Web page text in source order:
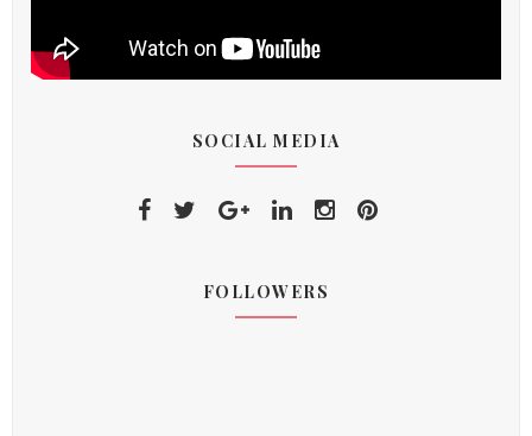
SOCIAL MEDIA
FOLLOWERS